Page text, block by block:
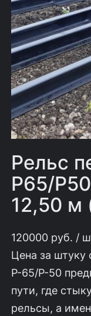
Рельс
Р65/
12,50 м
120000руб. /
Цена за штуку
Р-65/Р-50
пути, где
рельсы, а